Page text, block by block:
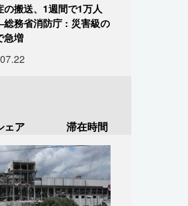
の搬送、1週間で1万人
務省消防庁 : 災害級の
急増
ェア 滞在時間